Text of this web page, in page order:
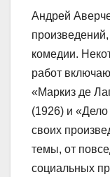
Андрей
комедии.
работ
«Маркиз де
(1926) и
своих
темы, от
социальных